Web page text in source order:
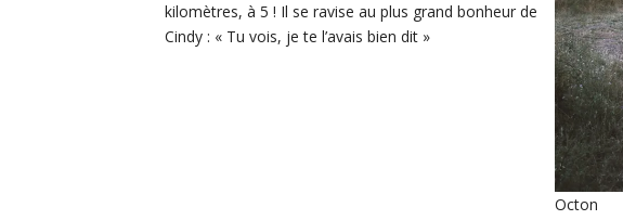
kilomètres, à 5 ! Il se ravise au plus grand bonheur de
Cindy : « Tu vois, je te l’avais bien dit »
Octon